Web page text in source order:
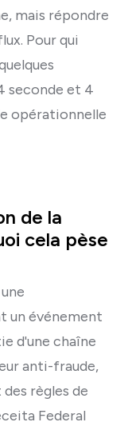
mais répondre
Pour qui
seconde et 4
opérationnelle
de la
cela pèse
un événement
d'une chaîne
anti-fraude,
règles de
Federal